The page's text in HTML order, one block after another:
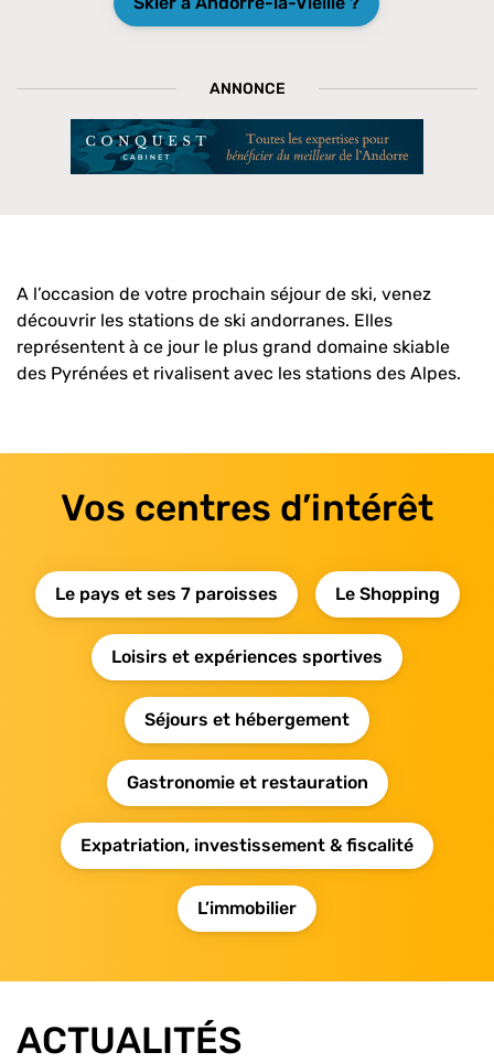
ANNONCE
A l’occasion de votre prochain séjour de ski, venez
découvrir les stations de ski andorranes. Elles
représentent à ce jour le plus grand domaine skiable
des Pyrénées et rivalisent avec les stations des Alpes.
Vos centres d’intérêt
Le pays et ses 7 paroisses Le Shopping
Loisirs et expériences sportives
Séjours et hébergement
Gastronomie et restauration
Expatriation, investissement & fiscalité
L’immobilier
ACTUALITÉS